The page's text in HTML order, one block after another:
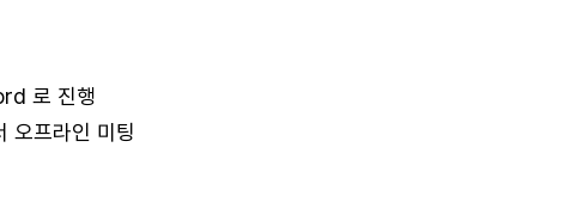
로 진행
오프라인 미팅